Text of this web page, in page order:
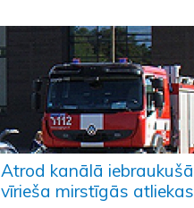
Atrod kanālā iebraukušā
vīrieša mirstīgās atliekas